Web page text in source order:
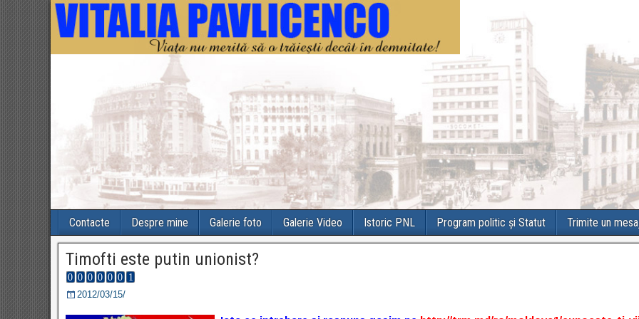
Contacte Despre mine Galerie foto Galerie Video Istoric PNL Program politic și Statut Trimite un
Timofti este putin unionist?
2012/03/15/